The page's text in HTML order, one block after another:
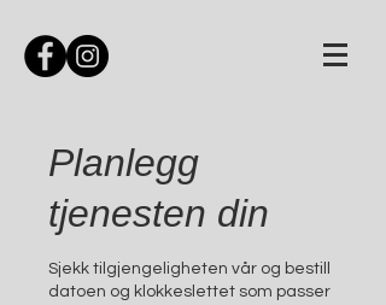
Planlegg
tjenesten din
Sjekk tilgjengeligheten vår og bestill
datoen og klokkeslettet som passer